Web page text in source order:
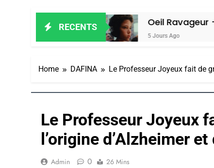
RECENTSOeil Ravageur – Vanessa
5 Jours Ago
Home DAFINA Le Professeur Joyeux fait de
Le Professeur Joyeux
l’origine d’Alzheimer
Admin 0 26 Mins